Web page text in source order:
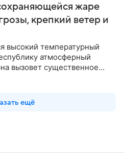
жаре
крепкий ветер и
высокий температурный
атмосферный
вызовет существенное
ещё